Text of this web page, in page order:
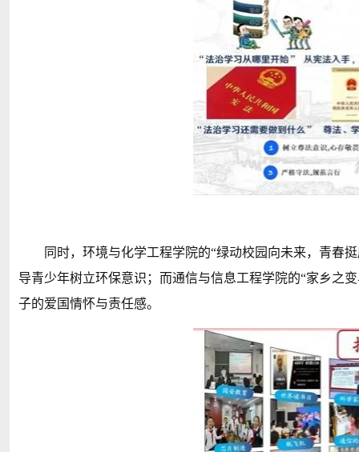
同时，环境与化学工程学院的“绿动校园向未来，青
导青少年树立环保意识；而通信与信息工程学院的“家乡之
子的爱国情怀与责任感。